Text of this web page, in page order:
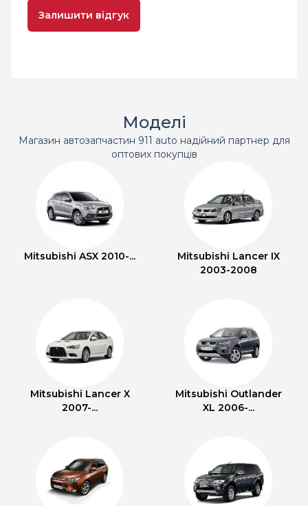
Залишити відгук
Моделі
Магазин автозапчастин 911 auto надійний партнер для
оптових покупців
Mitsubishi ASX 2010-...
Mitsubishi Lancer IX
2003-2008
Mitsubishi Lancer X
2007-...
Mitsubishi Outlander
XL 2006-...